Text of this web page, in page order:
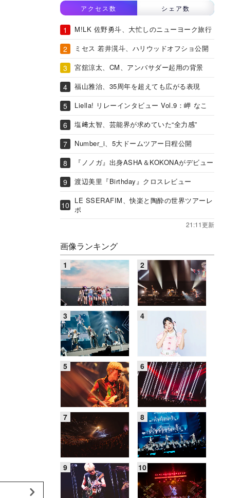
アクセス数 シェア数
M!LK 佐野勇斗、大忙しのニューヨーク旅行
ミセス 若井滉斗、ハリウッドオフショ公開
宮舘涼太、CM、アンバサダー起用の背景
福山雅治、35周年を超えても広がる表現
Liella! リレーインタビュー Vol.9：岬 なこ
塩﨑太智、芸能界が求めていた“全力感”
Number_i、5大ドームツアー日程公開
『ノノガ』出身ASHA＆KOKONAがデビュー
渡辺美里『Birthday』クロスレビュー
LE SSERAFIM、快楽と陶酔の世界ツアーレ
ポ
21:11更新
画像ランキング